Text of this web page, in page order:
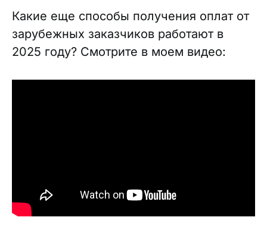
Какие еще способы получения оплат от
зарубежных заказчиков работают в
2025 году? Смотрите в моем видео: